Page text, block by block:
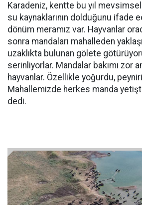
Karadeniz, kentte bu yıl
su kaynaklarının dolduğunu ifade
dönüm meramız var. Hayvanlar
sonra mandaları mahalleden
uzaklıkta bulunan gölete
serinliyorlar. Mandalar bakımı zor
hayvanlar. Özellikle yoğurdu,
Mahallemizde herkes manda
dedi.